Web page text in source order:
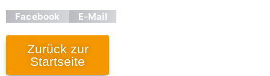
Facebook E-Mail
Zurück zur
Startseite